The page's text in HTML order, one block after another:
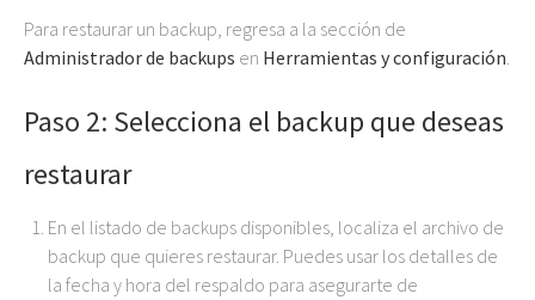
Para restaurar un backup, regresa a la sección de
Administrador de backups en Herramientas y configuración.
Paso 2: Selecciona el backup que deseas
restaurar
En el listado de backups disponibles, localiza el archivo de
backup que quieres restaurar. Puedes usar los detalles de
la fecha y hora del respaldo para asegurarte de